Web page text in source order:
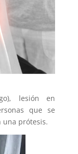
lesión en
que se
una prótesis.